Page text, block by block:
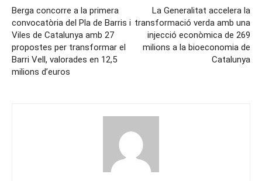
Berga concorre a la primera
convocatòria del Pla de Barris i
Viles de Catalunya amb 27
propostes per transformar el
Barri Vell, valorades en 12,5
milions d’euros
La Generalitat accelera la
transformació verda amb una
injecció econòmica de 269
milions a la bioeconomia de
Catalunya